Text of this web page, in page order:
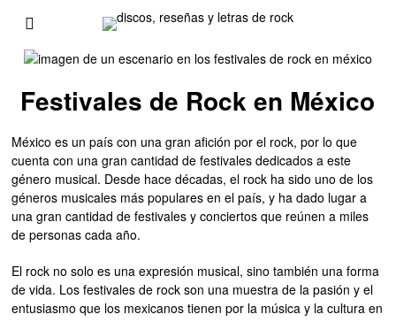
Festivales de Rock en México
México es un país con una gran afición por el rock, por lo que
cuenta con una gran cantidad de festivales dedicados a este
género musical. Desde hace décadas, el rock ha sido uno de los
géneros musicales más populares en el país, y ha dado lugar a
una gran cantidad de festivales y conciertos que reúnen a miles
de personas cada año.
El rock no solo es una expresión musical, sino también una forma
de vida. Los festivales de rock son una muestra de la pasión y el
entusiasmo que los mexicanos tienen por la música y la cultura en